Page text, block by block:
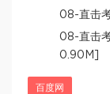
08-直击
08-直击
0.90M]
百度网